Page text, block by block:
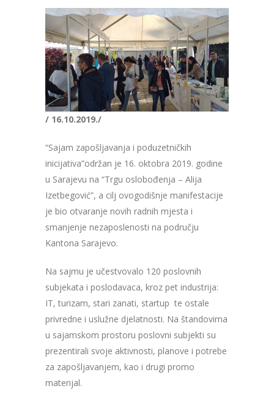
/ 16.10.2019./
“Sajam zapošljavanja i poduzetničkih
inicijativa”održan je 16. oktobra 2019. godine
u Sarajevu na “Trgu oslobođenja – Alija
Izetbegović”, a cilj ovogodišnje manifestacije
je bio otvaranje novih radnih mjesta i
smanjenje nezaposlenosti na području
Kantona Sarajevo.
Na sajmu je učestvovalo 120 poslovnih
subjekata i poslodavaca, kroz pet industrija:
IT, turizam, stari zanati, startup te ostale
privredne i uslužne djelatnosti. Na štandovima
u sajamskom prostoru poslovni subjekti su
prezentirali svoje aktivnosti, planove i potrebe
za zapošljavanjem, kao i drugi promo
materijal.